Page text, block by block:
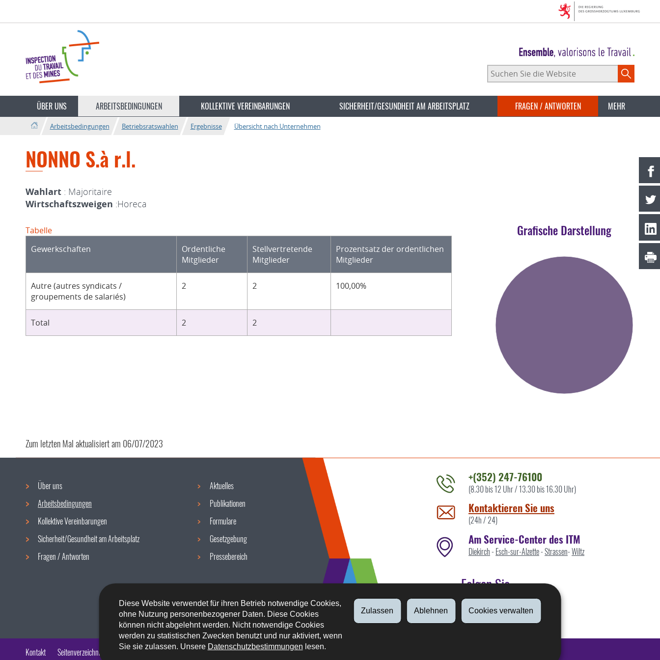
Diese Website verwendet für ihren Betrieb notwendige Cookies,
ohne Nutzung personenbezogener Daten. Diese Cookies
können nicht abgelehnt werden. Nicht notwendige Cookies
werden zu statistischen Zwecken benutzt und nur aktiviert, wenn
Sie sie zulassen. Unsere Datenschutzbestimmungen lesen.
Zulassen Ablehnen Cookies verwalten
Suchen
Sie
Website
ÜBER UNS ARBEITSBEDINGUNGEN KOLLEKTIVE VEREINBARUNGEN SICHERHEIT/GESUNDHEIT AM ARBEITSPLATZ FRAGEN / ANTWORTEN MEHR
Arbeitsbedingungen Betriebsratswahlen Ergebnisse Übersicht nach Unternehmen
NONNO S.à r.l.
Wahlart : Majoritaire
Wirtschaftszweigen :Horeca
Tabelle
Gewerkschaften
Ordentliche
Mitglieder
Stellvertretende
Mitglieder
Prozentsatz der ordentlichen
Mitglieder
Autre (autres syndicats /
groupements de salariés)
2 2 100,00%
Total 2 2
Grafische Darstellung
Zum letzten Mal aktualisiert am 06/07/2023
Navigationsmenü
Über uns
Arbeitsbedingungen
Kollektive Vereinbarungen
Sicherheit/Gesundheit am Arbeitsplatz
Fragen / Antworten
Aktuelles
Publikationen
Formulare
Gesetzgebung
Pressebereich
Kontaktieren
Sie
uns
+(352) 247-76100
(8.30 bis 12 Uhr / 13.30 bis 16.30 Uhr)
Kontaktieren Sie uns
(24h / 24)
Am Service-Center des ITM
Diekirch- Esch-sur-Alzette-Strassen-Wiltz
Folgen Sie
Linkedin
Kontakt Seitenverzeichnis Impressum Barrierefreiheit Rechtliche Aspekte Datenschutz